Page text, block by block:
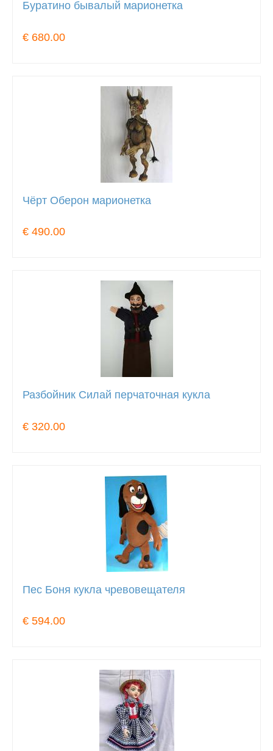
Буратино бывалый марионетка
€ 680.00
Чёрт Оберон марионетка
€ 490.00
Разбойник Силай перчаточная кукла
€ 320.00
Пес Боня кукла чревовещателя
€ 594.00